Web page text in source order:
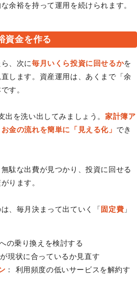
余裕を持って運用を続けられます。
資金を作る
、次に毎月いくら投資に回せるかを
します。資産運用は、あくまで「余
す。
出を洗い出してみましょう。 家計簿ア
金の流れを簡単に「見える化」 でき
駄な出費が見つかり、投資に回せる
ります。
、毎月決まって出ていく「固定費 」
の乗り換えを検討する
現状に合っているか見直す
： 利用頻度の低いサービスを解約す